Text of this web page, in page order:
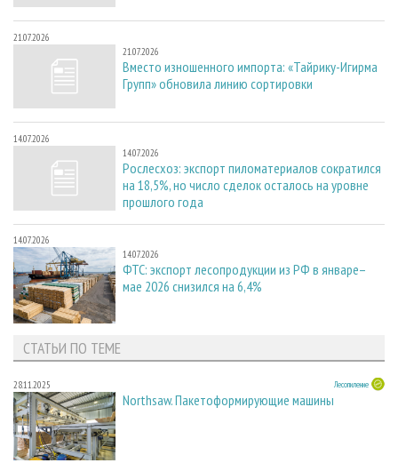
21.07.2026
21.07.2026
Вместо изношенного импорта: «Тайрику-Игирма
Групп» обновила линию сортировки
14.07.2026
14.07.2026
Рослесхоз: экспорт пиломатериалов сократился
на 18,5%, но число сделок осталось на уровне
прошлого года
14.07.2026
14.07.2026
ФТС: экспорт лесопродукции из РФ в январе–
мае 2026 снизился на 6,4%
СТАТЬИ ПО ТЕМЕ
28.11.2025 Лесопиление
Northsaw. Пакетоформирующие машины